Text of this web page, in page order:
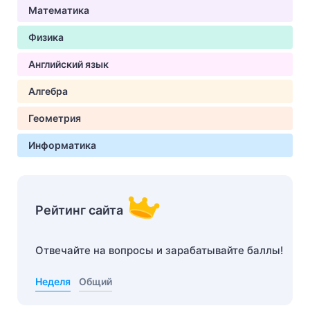
Математика
Физика
Английский язык
Алгебра
Геометрия
Информатика
Рейтинг сайта
Отвечайте на вопросы и зарабатывайте баллы!
Неделя Общий